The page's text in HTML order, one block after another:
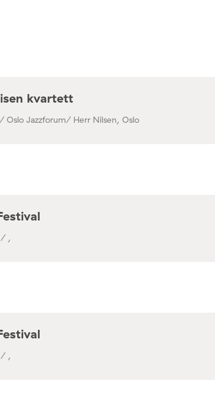
kvartett
Oslo Jazzforum/ Herr Nilsen, Oslo
/ ,
/ ,